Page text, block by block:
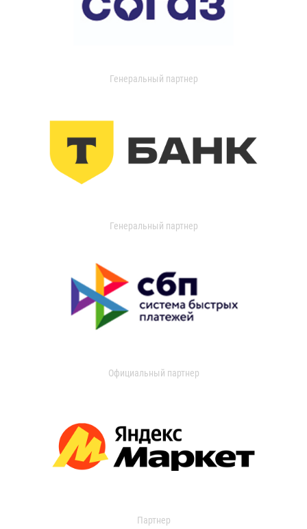
Генеральный партнер
Генеральный партнер
Официальный партнер
Партнер